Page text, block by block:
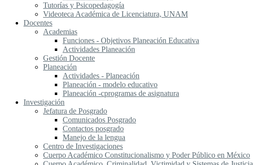
Tutorías y Psicopedagogía
Videoteca Académica de Licenciatura, UNAM
Docentes
Academias
Funciones - Objetivos Planeación Educativa
Actividades Planeación
Gestión Docente
Planeación
Actividades - Planeación
Planeación - modelo educativo
Planeación -cprogramas de asignatura
Investigación
Jefatura de Posgrado
Comunicados Posgrado
Contactos posgrado
Manejo de la lengua
Centro de Investigaciones
Cuerpo Académico Constitucionalismo y Poder Público en México